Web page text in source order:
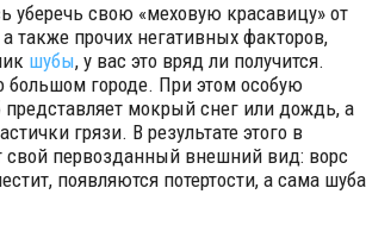
уберечь свою «меховую красавицу» от
также прочих негативных факторов,
шубы, у вас это вряд ли получится.
большом городе. При этом особую
мокрый снег или дождь, а
грязи. В результате этого в
свой первозданный внешний вид: ворс
появляются потертости, а сама шуба